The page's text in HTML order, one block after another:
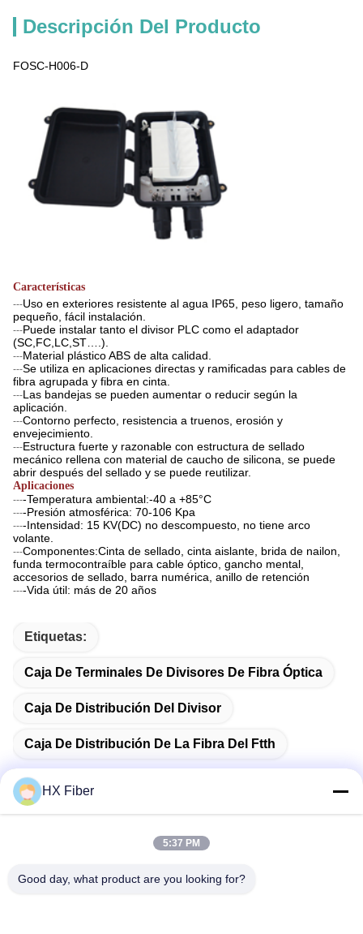
Descripción Del Producto
FOSC-H006-D
Características
---Uso en exteriores resistente al agua IP65, peso ligero, tamaño
pequeño, fácil instalación.
---Puede instalar tanto el divisor PLC como el adaptador
(SC,FC,LC,ST….).
---Material plástico ABS de alta calidad.
---Se utiliza en aplicaciones directas y ramificadas para cables de
fibra agrupada y fibra en cinta.
---Las bandejas se pueden aumentar o reducir según la
aplicación.
---Contorno perfecto, resistencia a truenos, erosión y
envejecimiento.
---Estructura fuerte y razonable con estructura de sellado
mecánico rellena con material de caucho de silicona, se puede
abrir después del sellado y se puede reutilizar.
Aplicaciones
----Temperatura ambiental:-40 a +85°C
----Presión atmosférica: 70-106 Kpa
----Intensidad: 15 KV(DC) no descompuesto, no tiene arco
volante.
---Componentes:Cinta de sellado, cinta aislante, brida de nailon,
funda termocontraíble para cable óptico, gancho mental,
accesorios de sellado, barra numérica, anillo de retención
----Vida útil: más de 20 años
Etiquetas:
Caja De Terminales De Divisores De Fibra Óptica
Caja De Distribución Del Divisor
Caja De Distribución De La Fibra Del Ftth
DIRECCIÓN
HX Fiber
5:37 PM
Good day, what product are you looking for?